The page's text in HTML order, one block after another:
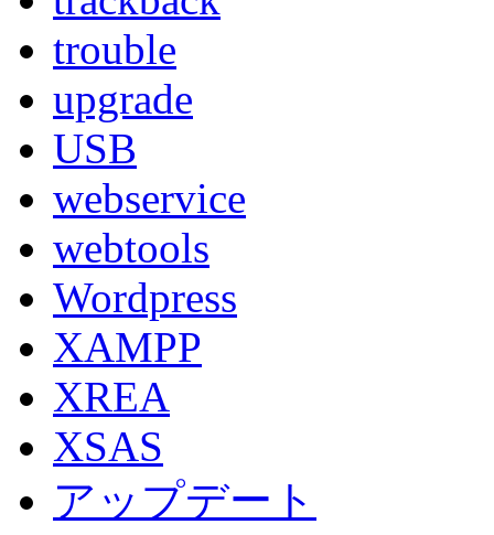
trouble
upgrade
USB
webservice
webtools
Wordpress
XAMPP
XREA
XSAS
アップデート